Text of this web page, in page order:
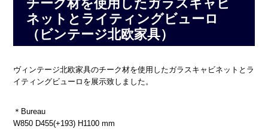
チーク材を使用したガラスキャビ
ネットとライティングビューロ
（ビンテージ北欧家具）
ヴィンテージ北欧家具のチーク材を使用したガラスキャビネットとラ
イティングビューロを展示致しました。
＊Bureau
W850 D455(+193) H1100 mm